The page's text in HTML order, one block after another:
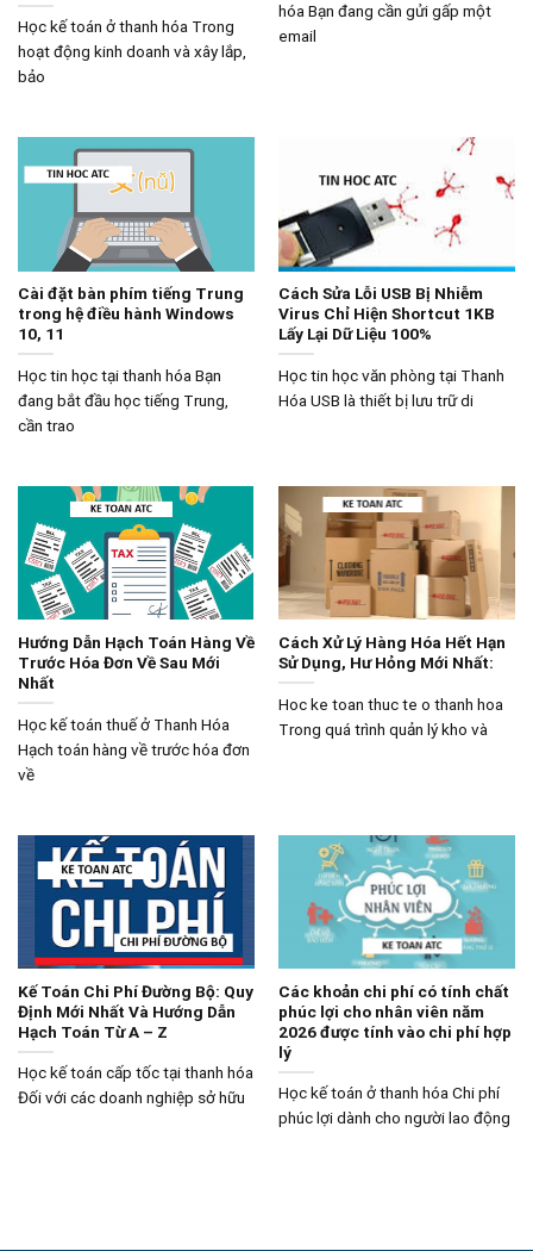
Học kế toán ở thanh hóa Trong
hoạt động kinh doanh và xây lắp,
bảo
hóa Bạn đang cần gửi gấp một
email
Cài đặt bàn phím tiếng Trung
trong hệ điều hành Windows
10, 11
Học tin học tại thanh hóa Bạn
đang bắt đầu học tiếng Trung,
cần trao
Cách Sửa Lỗi USB Bị Nhiễm
Virus Chỉ Hiện Shortcut 1KB
Lấy Lại Dữ Liệu 100%
Học tin học văn phòng tại Thanh
Hóa USB là thiết bị lưu trữ di
Hướng Dẫn Hạch Toán Hàng Về
Trước Hóa Đơn Về Sau Mới
Nhất
Học kế toán thuế ở Thanh Hóa
Hạch toán hàng về trước hóa đơn
về
Cách Xử Lý Hàng Hóa Hết Hạn
Sử Dụng, Hư Hỏng Mới Nhất:
Hoc ke toan thuc te o thanh hoa
Trong quá trình quản lý kho và
Kế Toán Chi Phí Đường Bộ: Quy
Định Mới Nhất Và Hướng Dẫn
Hạch Toán Từ A – Z
Học kế toán cấp tốc tại thanh hóa
Đối với các doanh nghiệp sở hữu
Các khoản chi phí có tính chất
phúc lợi cho nhân viên năm
2026 được tính vào chi phí hợp
lý
Học kế toán ở thanh hóa Chi phí
phúc lợi dành cho người lao động